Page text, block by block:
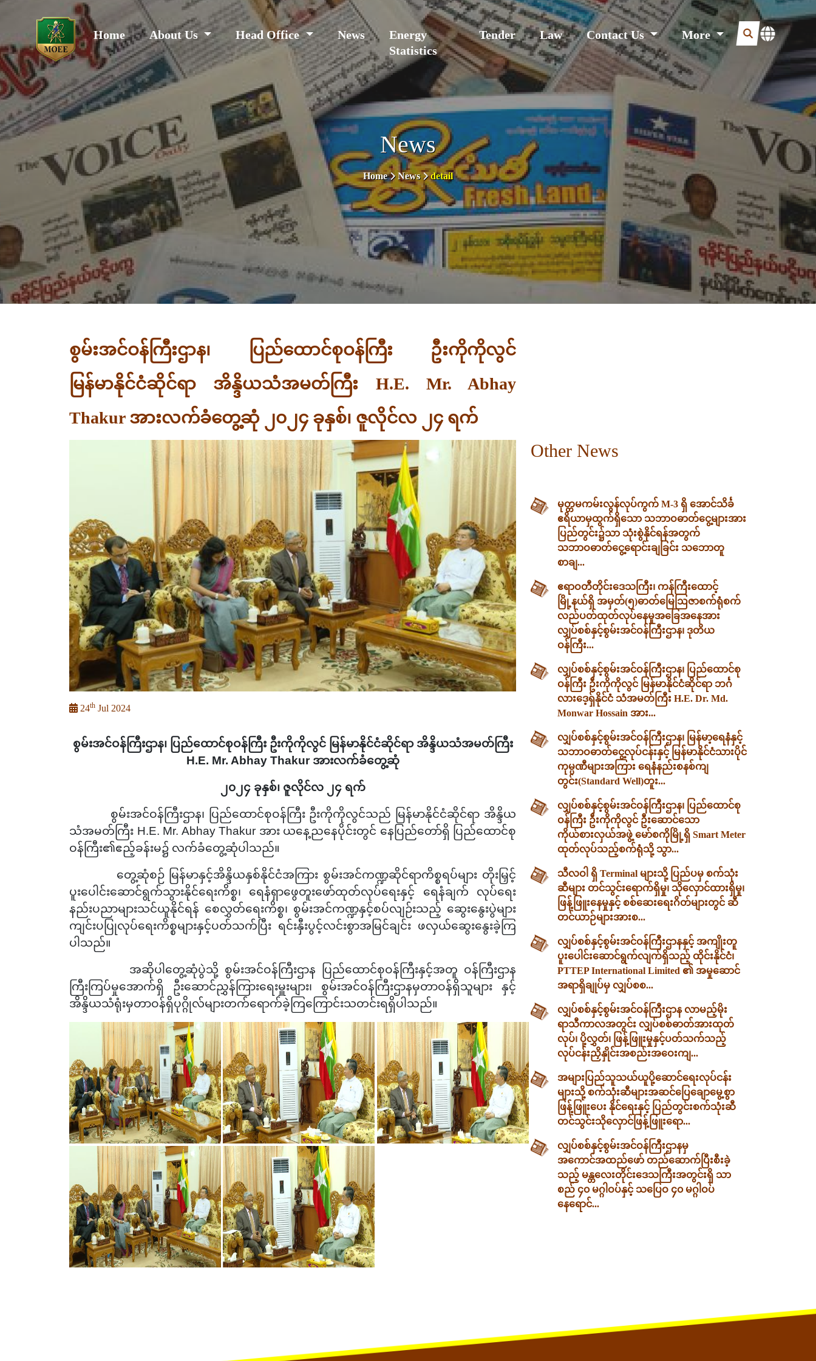
Home About Us Head Office News
Energy
Statistics
Tender Law Contact Us More
News
Home News detail
စွမ်းအင်ဝန်ကြီးဌာန၊ ပြည်ထောင်စုဝန်ကြီး ဦးကိုကိုလွင်
မြန်မာနိုင်ငံဆိုင်ရာ အိန္ဒိယသံအမတ်ကြီး H.E. Mr. Abhay
Thakur အားလက်ခံတွေ့ဆုံ ၂၀၂၄ ခုနှစ်၊ ဇူလိုင်လ ၂၄ ရက်
24th Jul 2024
စွမ်းအင်ဝန်ကြီးဌာန၊ ပြည်ထောင်စုဝန်ကြီး ဦးကိုကိုလွင် မြန်မာနိုင်ငံဆိုင်ရာ အိန္ဒိယသံအမတ်ကြီး
H.E. Mr. Abhay Thakur အားလက်ခံတွေ့ဆုံ
၂၀၂၄ ခုနှစ်၊ ဇူလိုင်လ ၂၄ ရက်
စွမ်းအင်ဝန်ကြီးဌာန၊ ပြည်ထောင်စုဝန်ကြီး ဦးကိုကိုလွင်သည် မြန်မာနိုင်ငံဆိုင်ရာ အိန္ဒိယ
သံအမတ်ကြီး H.E. Mr. Abhay Thakur အား ယနေ့ညနေပိုင်းတွင် နေပြည်တော်ရှိ ပြည်ထောင်စု
ဝန်ကြီး၏ဧည့်ခန်းမ၌ လက်ခံတွေ့ဆုံပါသည်။
တွေ့ဆုံစဉ်မြန်မာနှင့်အိန္ဒိယနှစ်နိုင်ငံအကြား စွမ်းအင်ကဏ္ဍဆိုင်ရာကိစ္စရပ်များ တိုးမြှင့်
ပူးပေါင်းဆောင်ရွက်သွားနိုင်ရေးကိစ္စ၊ ရေနံရှာဖွေတူးဖော်ထုတ်လုပ်ရေးနှင့် ရေနံချက် လုပ်ရေး
နည်းပညာများသင်ယူနိုင်ရန် စေလွှတ်ရေးကိစ္စ၊ စွမ်းအင်ကဏ္ဍနှင့်စပ်လျဉ်းသည့် ဆွေးနွေးပွဲများ
ကျင်းပပြုလုပ်ရေးကိစ္စများနှင့်ပတ်သက်ပြီး ရင်းနှီးပွင့်လင်းစွာအမြင်ချင်း ဖလှယ်ဆွေးနွေးခဲ့ကြ
ပါသည်။
အဆိုပါတွေ့ဆုံပွဲသို့ စွမ်းအင်ဝန်ကြီးဌာန ပြည်ထောင်စုဝန်ကြီးနှင့်အတူ ဝန်ကြီးဌာန
ကြီးကြပ်မှုအောက်ရှိ ဦးဆောင်ညွှန်ကြားရေးမှူးများ၊ စွမ်းအင်ဝန်ကြီးဌာနမှတာဝန်ရှိသူများ နှင့်
အိန္ဒိယသံရုံးမှတာဝန်ရှိပုဂ္ဂိုလ်များတက်ရောက်ခဲ့ကြကြောင်းသတင်းရရှိပါသည်။
Other News
မုတ္တမကမ်းလွန်လုပ်ကွက် M-3 ရှိ အောင်သိင်္ခ
ဧရိယာမှထွက်ရှိသော သဘာဝဓာတ်ငွေ့များအား
ပြည်တွင်း၌သာ သုံးစွဲနိုင်ရန်အတွက်
သဘာဝဓာတ်ငွေ့ရောင်းချခြင်း သဘောတူ
စာချ...
ဧရာဝတီတိုင်းဒေသကြီး၊ ကန်ကြီးထောင့်
မြို့နယ်ရှိ အမှတ်(၅)ဓာတ်မြေဩဇာစက်ရုံစက်
လည်ပတ်ထုတ်လုပ်နေမှုအခြေအနေအား
လျှပ်စစ်နှင့်စွမ်းအင်ဝန်ကြီးဌာန၊ ဒုတိယ
ဝန်ကြီး...
လျှပ်စစ်နှင့်စွမ်းအင်ဝန်ကြီးဌာန၊ ပြည်ထောင်စု
ဝန်ကြီး ဦးကိုကိုလွင် မြန်မာနိုင်ငံဆိုင်ရာ ဘင်္ဂ
လားဒေ့ရှ်နိုင်ငံ သံအမတ်ကြီး H.E. Dr. Md.
Monwar Hossain အား...
လျှပ်စစ်နှင့်စွမ်းအင်ဝန်ကြီးဌာန၊ မြန်မာ့ရေနံနှင့်
သဘာဝဓာတ်ငွေ့လုပ်ငန်းနှင့် မြန်မာနိုင်ငံသားပိုင်
ကုမ္ပဏီများအကြား ရေနံနည်းစနစ်ကျ
တွင်း(Standard Well)တူး...
လျှပ်စစ်နှင့်စွမ်းအင်ဝန်ကြီးဌာန၊ ပြည်ထောင်စု
ဝန်ကြီး ဦးကိုကိုလွင် ဦးဆောင်သော
ကိုယ်စားလှယ်အဖွဲ့ မော်စကိုမြို့ရှိ Smart Meter
ထုတ်လုပ်သည့်စက်ရုံသို့ သွာ...
သီလဝါ ရှိ Terminal များသို့ ပြည်ပမှ စက်သုံး
ဆီများ တင်သွင်းရောက်ရှိမှု၊ သိုလှောင်ထားရှိမှု၊
ဖြန့်ဖြူးနေမှုနှင့် စစ်ဆေးရေးဂိတ်များတွင် ဆီ
တင်ယာဉ်များအားစ...
လျှပ်စစ်နှင့်စွမ်းအင်ဝန်ကြီးဌာနနှင့် အကျိုးတူ
ပူးပေါင်းဆောင်ရွက်လျက်ရှိသည့် ထိုင်းနိုင်ငံ၊
PTTEP International Limited ၏ အမှုဆောင်
အရာရှိချုပ်မှ လျှပ်စစ...
လျှပ်စစ်နှင့်စွမ်းအင်ဝန်ကြီးဌာန လာမည့်မိုး
ရာသီကာလအတွင်း လျှပ်စစ်ဓာတ်အားထုတ်
လုပ်၊ ပို့လွှတ်၊ ဖြန့်ဖြူးမှုနှင့်ပတ်သက်သည့်
လုပ်ငန်းညှိနှိုင်းအစည်းအဝေးကျ...
အများပြည်သူသယ်ယူပို့ဆောင်ရေးလုပ်ငန်း
များသို့ စက်သုံးဆီများအဆင်ပြေချောမွေ့စွာ
ဖြန့်ဖြူးပေး နိုင်ရေးနှင့် ပြည်တွင်းစက်သုံးဆီ
တင်သွင်းသိုလှောင်ဖြန့်ဖြူးရော...
လျှပ်စစ်နှင့်စွမ်းအင်ဝန်ကြီးဌာနမှ
အကောင်အထည်ဖော် တည်ဆောက်ပြီးစီးခဲ့
သည့် မန္တလေးတိုင်းဒေသကြီးအတွင်းရှိ သာ
စည် ၄၀ မဂ္ဂါဝပ်နှင့် သပြေဝ ၄၀ မဂ္ဂါဝပ်
နေရောင်...